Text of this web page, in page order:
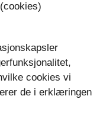
frem til 2009
(tidligere
og rettigheter til
til Vestfold og
fram til
navn igjen
cookies vi
de i erklæringen